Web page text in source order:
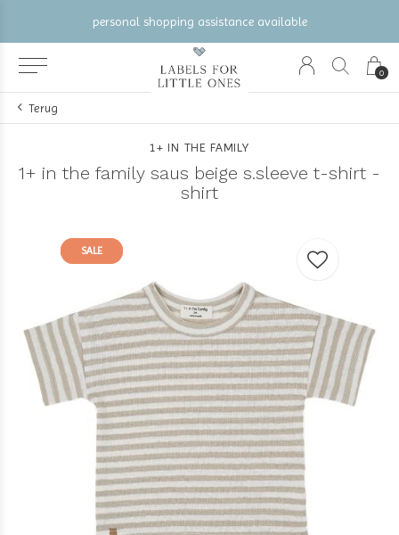
0
personal shopping assistance available
Terug
1+ IN THE FAMILY
1+ in the family saus beige s.sleeve t-shirt -
shirt
SALE
SALE